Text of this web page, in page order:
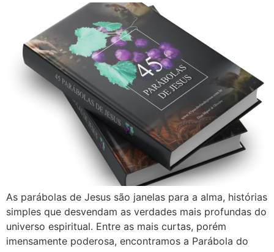
As parábolas de Jesus são janelas para a alma, histórias
simples que desvendam as verdades mais profundas do
universo espiritual. Entre as mais curtas, porém
imensamente poderosa, encontramos a Parábola do